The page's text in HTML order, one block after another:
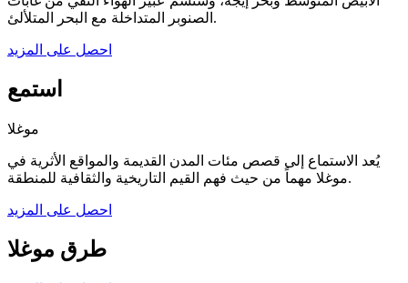
الصنوبر المتداخلة مع البحر المتلألئ.
احصل على المزيد
استمع
موغلا
يُعد الاستماع إلى قصص مئات المدن القديمة والمواقع الأثرية في
موغلا مهماً من حيث فهم القيم التاريخية والثقافية للمنطقة.
احصل على المزيد
طرق موغلا